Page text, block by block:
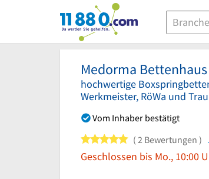
11880.com
Medorma
hochwertige
Werkmeister, RöWa und
Vom Inhaber bestätigt
5 von 5 Sternen
2 Bewertungen
Geschlossen bis Mo., 10:00